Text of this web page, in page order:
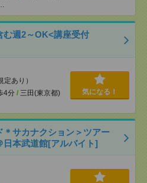
む週2～OK<講座受付
あり）
4分 / 三田(東京都)
気になる！
＊サカナクション＞ツアー
本武道館[アルバイト]